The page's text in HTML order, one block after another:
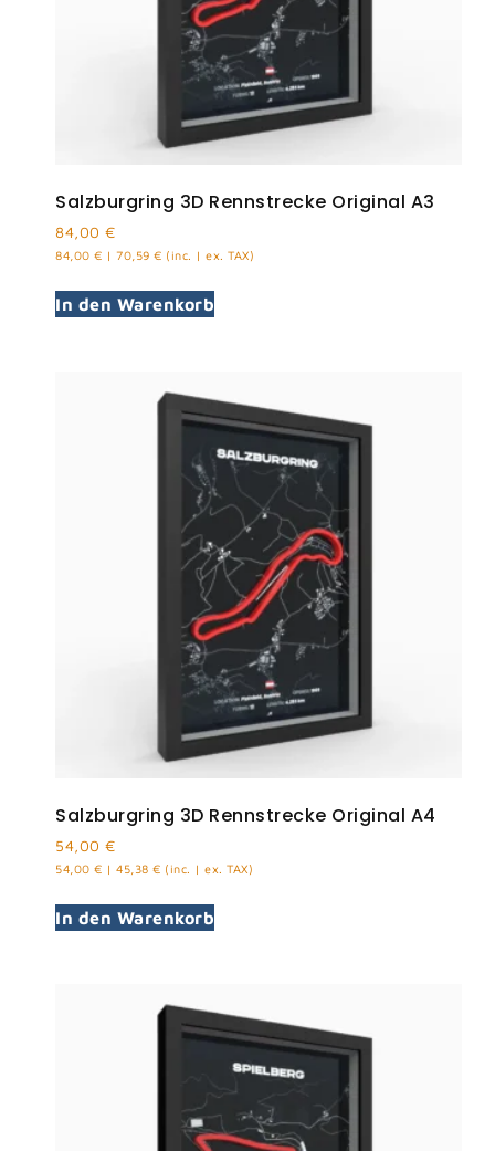
Salzburgring 3D Rennstrecke Original A3
84,00 €
84,00 € | 70,59 € (inc. | ex. TAX)
In den Warenkorb
Salzburgring 3D Rennstrecke Original A4
54,00 €
54,00 € | 45,38 € (inc. | ex. TAX)
In den Warenkorb